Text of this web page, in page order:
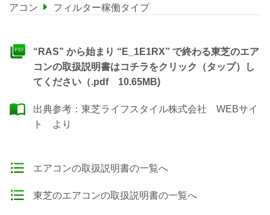
アコン
フィルター稼働タイプ
“RAS” から始まり “E_1E1RX” で終わる東芝のエア
コンの取扱説明書はコチラをクリック（タップ）し
てください（.pdf 10.65MB)
出典参考： 東芝ライフスタイル株式会社 WEBサイ
ト
より
エアコンの取扱説明書の一覧へ
東芝のエアコンの取扱説明書の一覧へ